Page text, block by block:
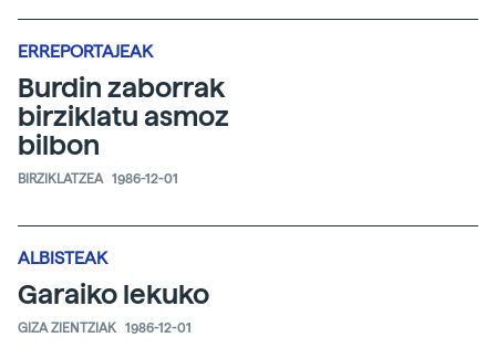
ERREPORTAJEAK
Burdin zaborrak
birziklatu asmoz
bilbon
BIRZIKLATZEA 1986-12-01
ALBISTEAK
Garaiko lekuko
GIZA ZIENTZIAK 1986-12-01